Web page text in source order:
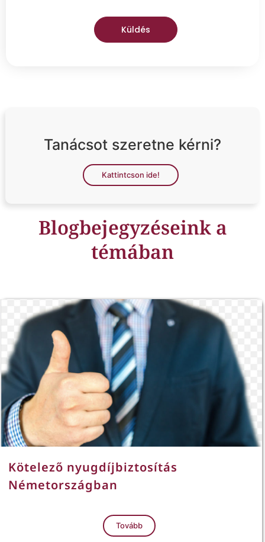
Küldés
Tanácsot szeretne kérni?
Kattintcson ide!
Blogbejegyzéseink a
témában
Kötelező nyugdíjbiztosítás
Németországban
Tovább